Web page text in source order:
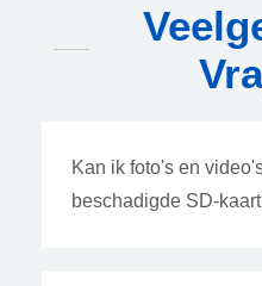
Kan ik foto's en
beschadigde SD-